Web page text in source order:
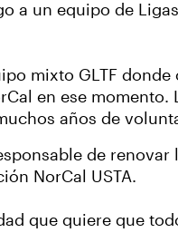
a un equipo de
mixto GLTF
en ese
años de
de renovar
NorCal USTA.
que quiere que